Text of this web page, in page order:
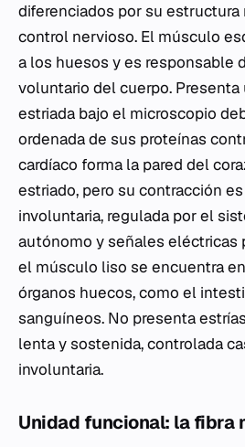
diferenciados por su estructura
control nervioso. El músculo
a los huesos y es responsable
voluntario del cuerpo. Presenta
estriada bajo el microscopio
ordenada de sus proteínas
cardíaco forma la pared del
estriado, pero su contracción
involuntaria, regulada por el
autónomo y señales eléctricas
el músculo liso se encuentra
órganos huecos, como el
sanguíneos. No presenta
lenta y sostenida, controlada
involuntaria.
Unidad funcional: la fibra